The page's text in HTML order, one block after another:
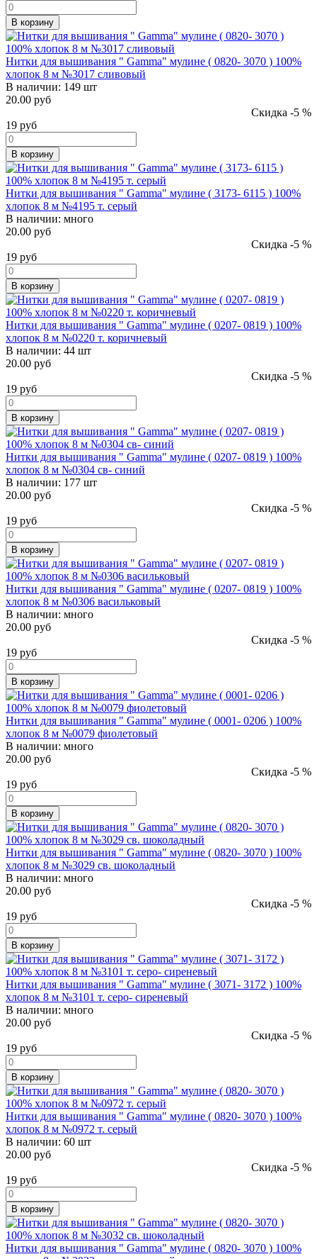
В корзину
Нитки для вышивания " Gamma" мулине ( 0820- 3070 ) 100%
хлопок 8 м №3017 сливовый
В наличии: 149 шт
20.00 руб
Скидка -5 %
19 руб
В корзину
Нитки для вышивания " Gamma" мулине ( 3173- 6115 ) 100%
хлопок 8 м №4195 т. серый
В наличии: много
20.00 руб
Скидка -5 %
19 руб
В корзину
Нитки для вышивания " Gamma" мулине ( 0207- 0819 ) 100%
хлопок 8 м №0220 т. коричневый
В наличии: 44 шт
20.00 руб
Скидка -5 %
19 руб
В корзину
Нитки для вышивания " Gamma" мулине ( 0207- 0819 ) 100%
хлопок 8 м №0304 св- синий
В наличии: 177 шт
20.00 руб
Скидка -5 %
19 руб
В корзину
Нитки для вышивания " Gamma" мулине ( 0207- 0819 ) 100%
хлопок 8 м №0306 васильковый
В наличии: много
20.00 руб
Скидка -5 %
19 руб
В корзину
Нитки для вышивания " Gamma" мулине ( 0001- 0206 ) 100%
хлопок 8 м №0079 фиолетовый
В наличии: много
20.00 руб
Скидка -5 %
19 руб
В корзину
Нитки для вышивания " Gamma" мулине ( 0820- 3070 ) 100%
хлопок 8 м №3029 св. шоколадный
В наличии: много
20.00 руб
Скидка -5 %
19 руб
В корзину
Нитки для вышивания " Gamma" мулине ( 3071- 3172 ) 100%
хлопок 8 м №3101 т. серо- сиреневый
В наличии: много
20.00 руб
Скидка -5 %
19 руб
В корзину
Нитки для вышивания " Gamma" мулине ( 0820- 3070 ) 100%
хлопок 8 м №0972 т. серый
В наличии: 60 шт
20.00 руб
Скидка -5 %
19 руб
В корзину
Нитки для вышивания " Gamma" мулине ( 0820- 3070 ) 100%